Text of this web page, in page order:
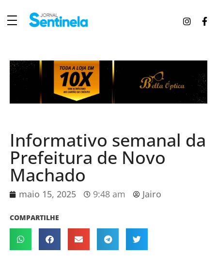
Informativo semanal da
Prefeitura de Novo
Machado
maio 15, 2025 9:48 am Jairo
COMPARTILHE